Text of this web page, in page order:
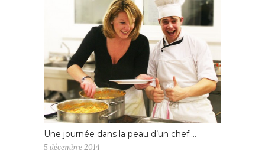
Une journée dans la peau d’un chef….
5 décembre 2014